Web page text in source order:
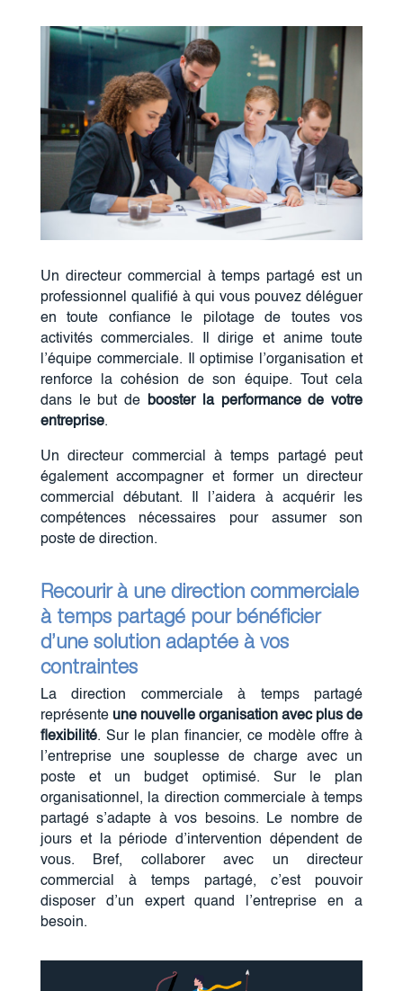
Un directeur commercial à temps partagé est un
professionnel qualifié à qui vous pouvez déléguer
en toute confiance le pilotage de toutes vos
activités commerciales. Il dirige et anime toute
l’équipe commerciale. Il optimise l’organisation et
renforce la cohésion de son équipe. Tout cela
dans le but de booster la performance de votre
entreprise.
Un directeur commercial à temps partagé peut
également accompagner et former un directeur
commercial débutant. Il l’aidera à acquérir les
compétences nécessaires pour assumer son
poste de direction.
Recourir à une direction commerciale
à temps partagé pour bénéficier
d’une solution adaptéeà vos
contraintes
La direction commerciale à temps partagé
représente une nouvelle organisation avec plus de
flexibilité. Sur le plan financier, ce modèle offre à
l’entreprise une souplesse de charge avec un
poste et un budget optimisé. Sur le plan
organisationnel, la direction commerciale à temps
partagé s’adapte à vos besoins. Le nombre de
jours et la période d’intervention dépendent de
vous. Bref, collaborer avec un directeur
commercial à temps partagé, c’est pouvoir
disposer d’un expert quand l’entreprise en a
besoin.